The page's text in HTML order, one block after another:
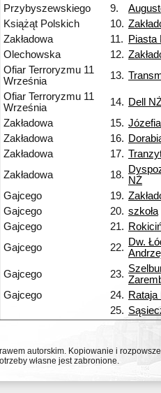
Przybyszewskiego
9.
Książąt Polskich
10.
Zakładowa
11. Piasta
Olechowska
12.
Ofiar Terroryzmu 11
Września
13.
Ofiar Terroryzmu 11
Września
14. Dell
Zakładowa 15.
Zakładowa
16.
Zakładowa
17.
Zakładowa
18. NŻ
Gajcego 19.
Gajcego
20. szkoła
Gajcego
21.
Gajcego
22. Dw.
Gajcego
23.
Gajcego
24. Rataja
25.
autorskim. Kopiowanie i
własne jest zabronione.